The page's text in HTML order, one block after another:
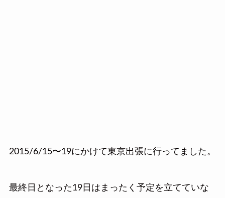
2015/6/15〜19にかけて東京出張に行ってました。
最終日となった19日はまったく予定を立てていな